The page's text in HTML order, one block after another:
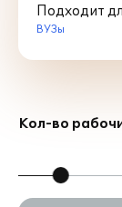
мест
и
Подходит
ВУЗы
Кол-во